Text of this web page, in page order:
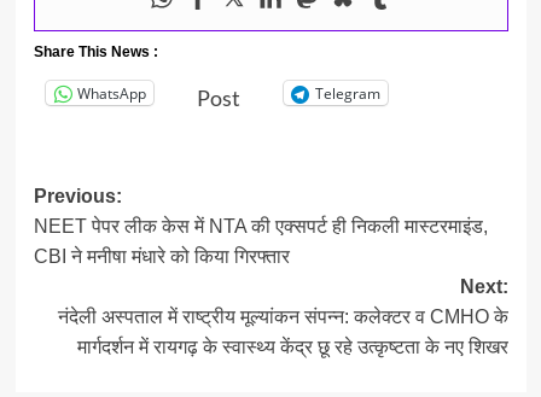
Share This News :
WhatsApp Post Telegram
Post
navigation
Previous:
NEET पेपर लीक केस में NTA की एक्सपर्ट ही निकली मास्टरमाइंड,
CBI ने मनीषा मंधारे को किया गिरफ्तार
Next:
नंदेली अस्पताल में राष्ट्रीय मूल्यांकन संपन्न: कलेक्टर व CMHO के
मार्गदर्शन में रायगढ़ के स्वास्थ्य केंद्र छू रहे उत्कृष्टता के नए शिखर